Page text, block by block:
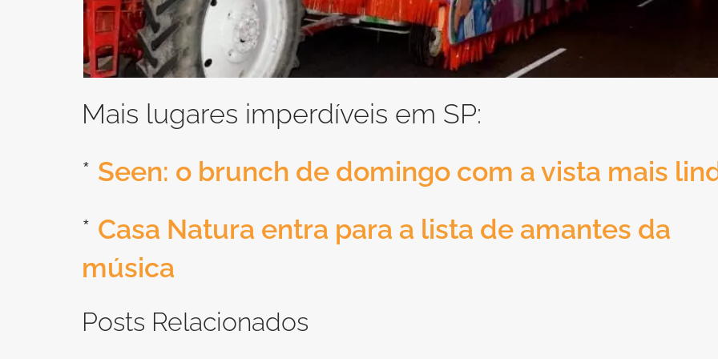
Mais lugares imperdíveis em SP:
* Seen: o brunch de domingo com a vista mais
* Casa Natura entra para a lista de amantes da
música
Posts Relacionados